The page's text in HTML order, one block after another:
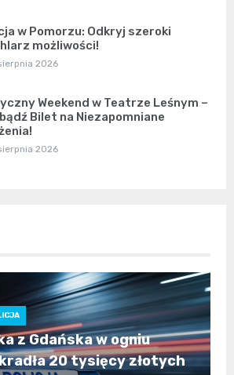
w Pomorzu: Odkryj szeroki
możliwości!
2026
Weekend w Teatrze Leśnym –
Bilet na Niezapomniane
2026
z Gdańska w ogniu
20 tysięcy złotych